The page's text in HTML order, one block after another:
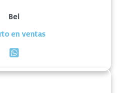
Bel
en ventas